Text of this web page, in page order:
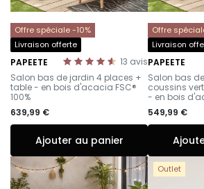
Offre spéciale -10%
Livraison offerte
13 avis
PAPEETE
-
Salon bas de jardin 4 places +
table - en bois d'acacia FSC®
100%
639,99 €
Ajouter au panier
Offre
Livraison
PAPEETE
-
Salon bas
coussins
- en bois
549,99 €
Outlet